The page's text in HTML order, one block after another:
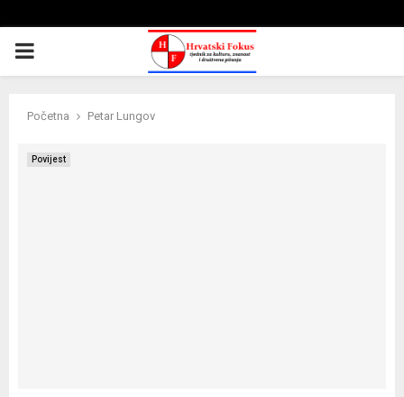
PRIMARY
Početna Petar Lungov
Povijest